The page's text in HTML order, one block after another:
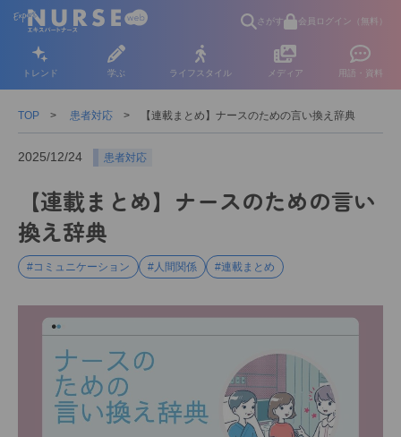
さがす 会員ログイン（無料）
トレンド 学ぶ ライフスタイル メディア 用語・資料
TOP 患者対応 【連載まとめ】ナースのための言い換え辞典
2025/12/24 患者対応
【連載まとめ】ナースのための言い
換え辞典
#コミュニケーション #人間関係 #連載まとめ